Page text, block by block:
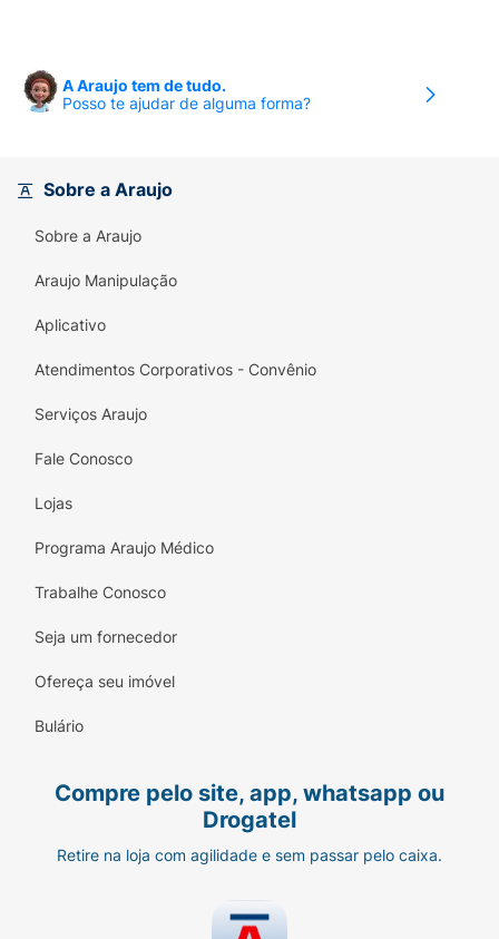
A Araujo tem de tudo.
Posso te ajudar de alguma forma?
Sobre a Araujo
Sobre a Araujo
Araujo Manipulação
Aplicativo
Atendimentos Corporativos - Convênio
Serviços Araujo
Fale Conosco
Lojas
Programa Araujo Médico
Trabalhe Conosco
Seja um fornecedor
Ofereça seu imóvel
Bulário
Compre pelo site, app, whatsapp ou
Drogatel
Retire na loja com agilidade e sem passar pelo caixa.